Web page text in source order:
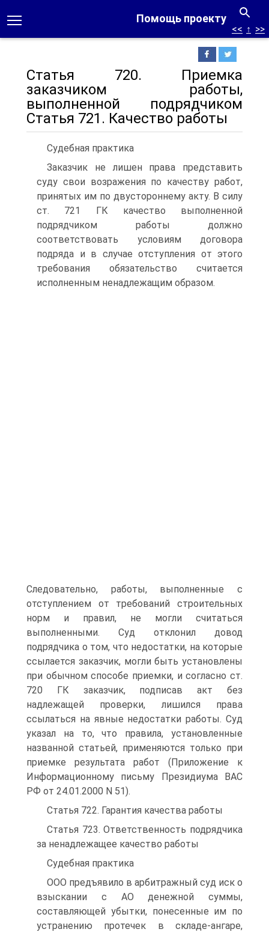
Помощь проекту
<< ↑ >>
Статья 720. Приемка
заказчиком работы,
выполненной подрядчиком
Статья 721. Качество работы
Судебная практика
Заказчик не лишен права представить
суду свои возражения по качеству работ,
принятых им по двустороннему акту. В силу
ст. 721 ГК качество выполненной
подрядчиком работы должно
соответствовать условиям договора
подряда и в случае отступления от этого
требования обязательство считается
исполненным ненадлежащим образом.
Следовательно, работы, выполненные с
отступлением от требований строительных
норм и правил, не могли считаться
выполненными. Суд отклонил довод
подрядчика о том, что недостатки, на которые
ссылается заказчик, могли быть установлены
при обычном способе приемки, и согласно ст.
720 ГК заказчик, подписав акт без
надлежащей проверки, лишился права
ссылаться на явные недостатки работы. Суд
указал на то, что правила, установленные
названной статьей, применяются только при
приемке результата работ (Приложение к
Информационному письму Президиума ВАС
РФ от 24.01.2000 N 51).
Статья 722. Гарантия качества работы
Статья 723. Ответственность подрядчика
за ненадлежащее качество работы
Судебная практика
ООО предъявило в арбитражный суд иск о
взыскании с АО денежной суммы,
составляющей убытки, понесенные им по
устранению протечек в складе-ангаре,